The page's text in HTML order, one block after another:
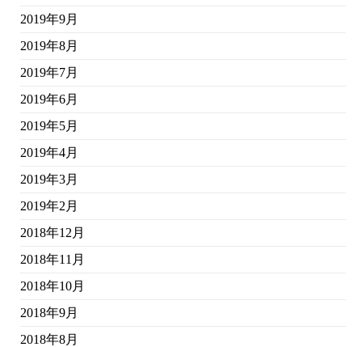
2019年9月
2019年8月
2019年7月
2019年6月
2019年5月
2019年4月
2019年3月
2019年2月
2018年12月
2018年11月
2018年10月
2018年9月
2018年8月